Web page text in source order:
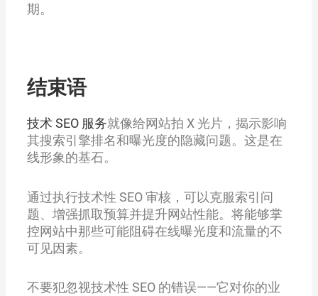
期。
结束语
技术 SEO 服务就像给网站拍 X 光片，揭示影响
其搜索引擎排名和曝光度的隐藏问题。这是在
线形象的基石。
通过执行技术性 SEO 审核，可以克服索引问
题、增强抓取预算并提升网站性能。将能够掌
控网站中那些可能阻碍在线曝光度和流量的不
可见因素。
不要犯忽视技术性 SEO 的错误——它对你的业